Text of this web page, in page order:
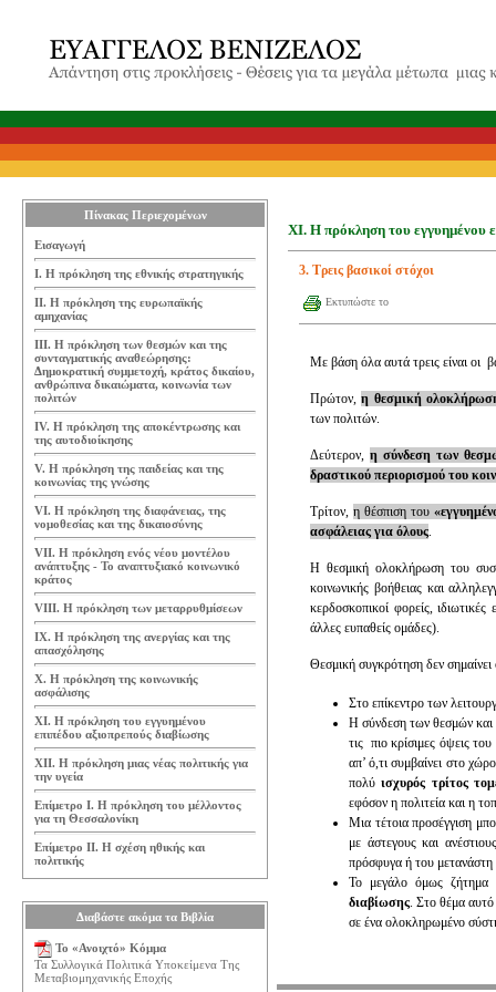
Πίνακας Περιεχομένων
Εισαγωγή
Ι. Η πρόκληση της εθνικής στρατηγικής
ΙΙ. Η πρόκληση της ευρωπαϊκής
αμηχανίας
ΙΙΙ. Η πρόκληση των θεσμών και της
συνταγματικής αναθεώρησης:
Δημοκρατική συμμετοχή, κράτος δικαίου,
ανθρώπινα δικαιώματα, κοινωνία των
πολιτών
IV. Η πρόκληση της αποκέντρωσης και
της αυτοδιοίκησης
V. Η πρόκληση της παιδείας και της
κοινωνίας της γνώσης
VI. Η πρόκληση της διαφάνειας, της
νομοθεσίας και της δικαιοσύνης
VII. Η πρόκληση ενός νέου μοντέλου
ανάπτυξης - Το αναπτυξιακό κοινωνικό
κράτος
VIII. Η πρόκληση των μεταρρυθμίσεων
IX. Η πρόκληση της ανεργίας και της
απασχόλησης
Χ. Η πρόκληση της κοινωνικής
ασφάλισης
ΧΙ. Η πρόκληση του εγγυημένου
επιπέδου αξιοπρεπούς διαβίωσης
ΧΙΙ. Η πρόκληση μιας νέας πολιτικής για
την υγεία
Επίμετρο Ι. Η πρόκληση του μέλλοντος
για τη Θεσσαλονίκη
Επίμετρο ΙΙ. Η σχέση ηθικής και
πολιτικής
Διαβάστε ακόμα τα Βιβλία
Το «Ανοιχτό» Κόμμα
Τα Συλλογικά Πολιτικά Υποκείμενα Της
Μεταβιομηχανικής Εποχής
ΧΙ. Η πρόκληση του εγγυημένου
3. Τρεις βασικοί στόχοι
Εκτυπώστε το
Με βάση όλα αυτά τρεις είναι οι
Πρώτον,η θεσμική
των πολιτών.
Δεύτερον, η σύνδεση των
δραστικού περιορισμού του
Τρίτον,η θέσπιση του
ασφάλειας για όλους.
Η θεσμική ολοκλήρωση του
κοινωνικής βοήθειας και
κερδοσκοπικοί φορείς,
άλλες ευπαθείς ομάδες).
Θεσμική συγκρότηση δεν
Στο επίκεντρο των
Η σύνδεση των θεσμών και
τις πιο κρίσιμες όψεις
απ’ ό,τι συμβαίνει στο
πολύ ισχυρός τρίτος
εφόσον η πολιτεία και η
Μια τέτοια προσέγγιση
με άστεγους και
πρόσφυγα ή του
Το μεγάλο όμως ζήτημα
διαβίωσης. Στο θέμα αυτό
σε ένα ολοκληρωμένο